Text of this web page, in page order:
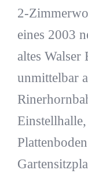
2-
eines 2003
altes Walser
unmittelbar